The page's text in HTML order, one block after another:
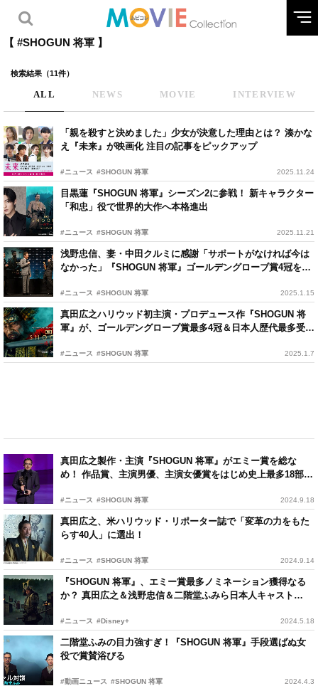
【 #SHOGUN 将軍 】
検索結果（11件）
ALL NEWS MOVIE INTERVIEW
「親を殺すと決めました」少女が決意した理由とは？ 湊かな
え『未来』が映画化 注目の記事をピックアップ
#ニュース #SHOGUN 将軍 2025.11.24
目黒蓮『SHOGUN 将軍』シーズン2に参戦！ 新キャラクター
「和忠」役で世界的大作へ本格進出
#ニュース #SHOGUN 将軍 2025.11.21
浅野忠信、妻・中田クルミに感謝「サポートがなければ今は
なかった」『SHOGUN 将軍』ゴールデングローブ賞4冠を記
#ニュース #SHOGUN 将軍 2025.1.15
真田広之ハリウッド初主演・プロデュース作『SHOGUN 将
軍』が、ゴールデングローブ賞最多4冠＆日本人歴代最多受
#ニュース #SHOGUN 将軍 2025.1.7
真田広之製作・主演『SHOGUN 将軍』がエミー賞を総な
め！ 作品賞、主演男優、主演女優賞をはじめ史上最多18部門
#ニュース #SHOGUN 将軍 2024.9.18
真田広之、米ハリウッド・リポーター誌で「変革の力をもた
らす40人」に選出！
#ニュース #SHOGUN 将軍 2024.9.14
『SHOGUN 将軍』、エミー賞最多ノミネーション獲得なる
か？ 真田広之＆浅野忠信＆二階堂ふみら日本人キャスト
#ニュース #Disney+ 2024.5.18
二階堂ふみの目力強すぎ！『SHOGUN 将軍』手段選ばぬ女
役で賞賛浴びる
#動画ニュース #SHOGUN 将軍 2024.4.3